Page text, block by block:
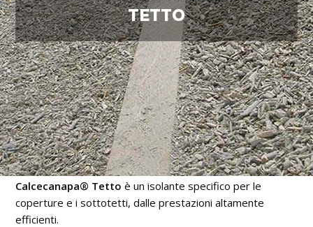
TETTO
Calcecanapa® Tetto è un isolante specifico per le
coperture e i sottotetti, dalle prestazioni altamente
efficienti.